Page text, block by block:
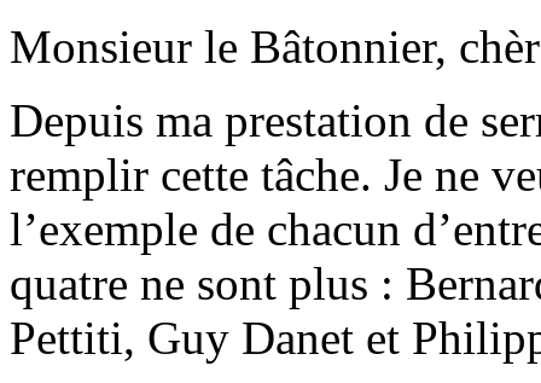
Monsieur le Bâtonnier,
Depuis ma prestation de
remplir cette tâche. Je ne
l’exemple de chacun
quatre ne sont plus :
Pettiti, Guy Danet et